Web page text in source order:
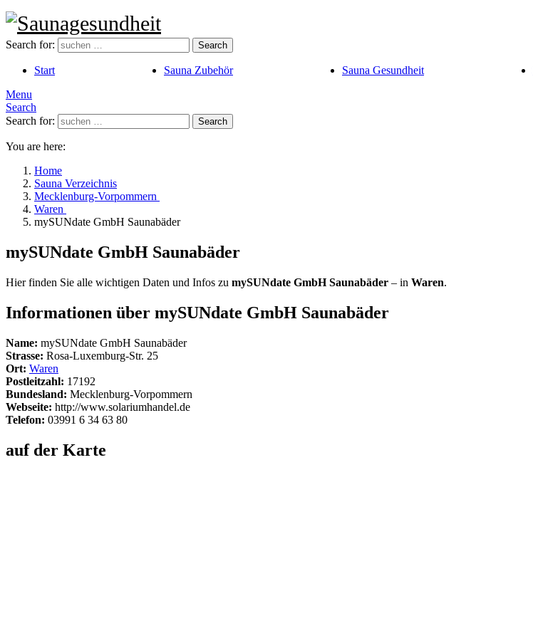
Search for: Search
Start Sauna Zubehör Sauna Gesundheit
Menu
Search
Search for:
Search
You are here:
Home
Sauna Verzeichnis
Mecklenburg-Vorpommern
Waren
mySUNdate GmbH Saunabäder
mySUNdate GmbH Saunabäder
Hier finden Sie alle wichtigen Daten und Infos zu mySUNdate GmbH Saunabäder – in Waren.
Informationen über mySUNdate GmbH Saunabäder
Name: mySUNdate GmbH Saunabäder
Strasse: Rosa-Luxemburg-Str. 25
Ort: Waren
Postleitzahl: 17192
Bundesland: Mecklenburg-Vorpommern
Webseite: http://www.solariumhandel.de
Telefon: 03991 6 34 63 80
auf der Karte